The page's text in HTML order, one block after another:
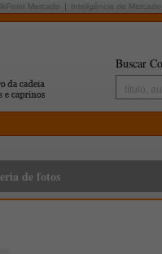
Mercado Inteligência de Mercado
Buscar
de fotos